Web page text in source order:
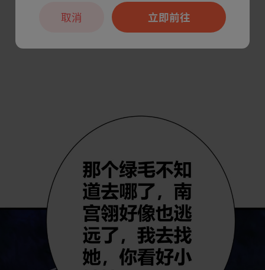
立即前往
取消